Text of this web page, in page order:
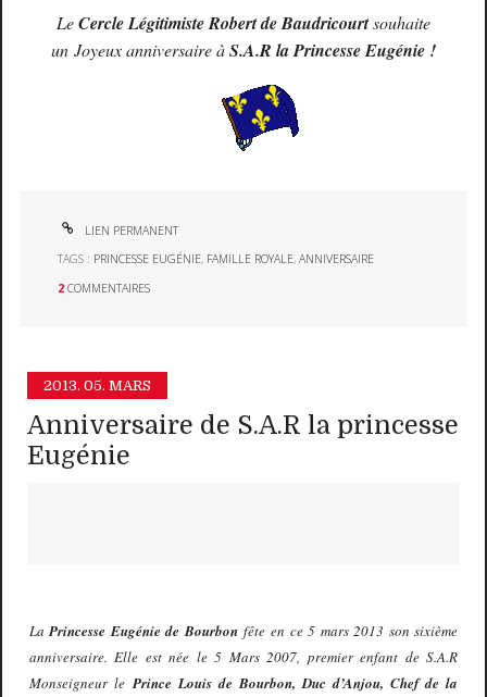
LeCercle Légitimiste Robert de Baudricourtsouhaite
un Joyeux anniversaire àS.A.R la Princesse Eugénie !
LIEN PERMANENT
TAGS : PRINCESSE EUGÉNIE, FAMILLE ROYALE,ANNIVERSAIRE
2 COMMENTAIRES
2013. 05. MARS
Anniversaire de S.A.R la princesse
Eugénie
LaPrincesse Eugénie de Bourbonfête en ce 5 mars 2013 son sixième
anniversaire. Elle est née le 5 Mars 2007, premier enfant de S.A.R
Monseigneur lePrince Louis de Bourbon, Duc d’Anjou, Chef de la